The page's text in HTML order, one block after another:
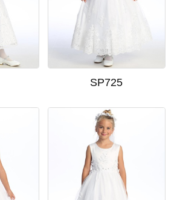
SP725